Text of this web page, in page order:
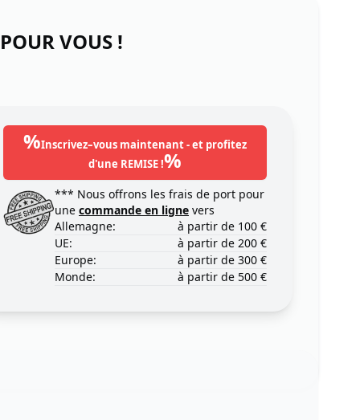
VOUS !
%Inscrivez–vous maintenant - et profitez
d'une REMISE !%
*** Nous offrons les frais de port pour
une commande en ligne vers
Allemagne:
à partir de 100 €
UE:
à partir de 200 €
Europe:
à partir de 300 €
Monde:
à partir de 500 €